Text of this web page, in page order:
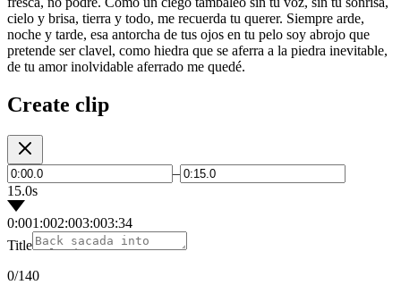
cielo y brisa, tierra y todo, me recuerda tu querer. Siempre arde,
noche y tarde, esa antorcha de tus ojos en tu pelo soy abrojo que
pretende ser clavel, como hiedra que se aferra a la piedra inevitable,
de tu amor inolvidable aferrado me quedé.
Create clip
–
15.0s
0:001:002:003:003:34
Title
0/140